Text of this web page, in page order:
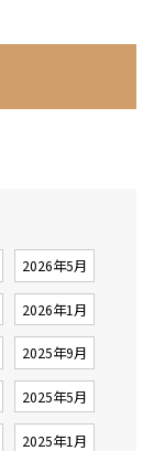
2026年5月
2026年1月
2025年9月
2025年5月
2025年1月